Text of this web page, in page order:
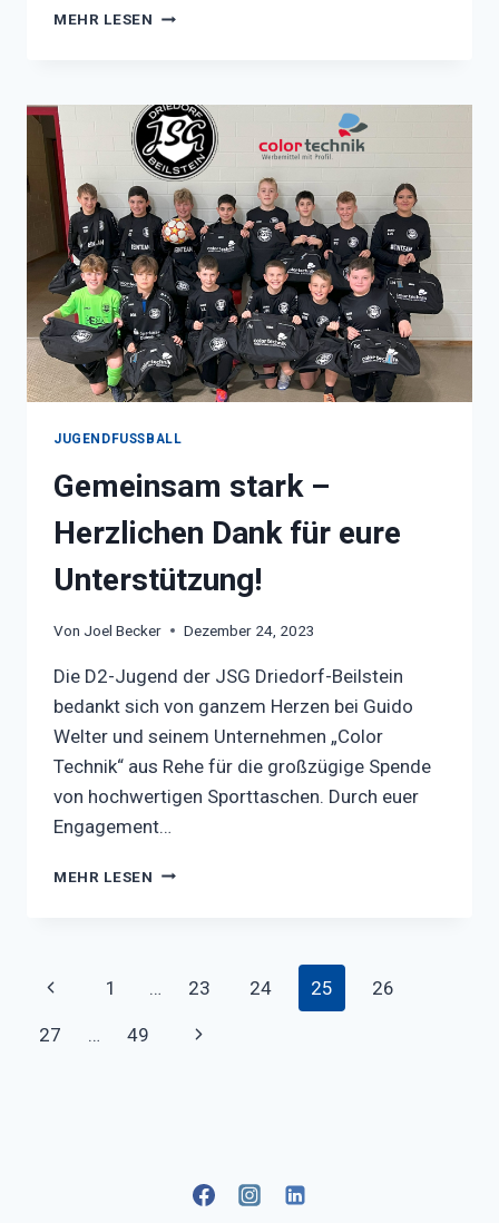
MEHR LESEN WEIHNACHTSFEIER
DES
ELTERN-
KIND-
TURNEN
WAR
EIN
VOLLER
ERFOLG!
JUGENDFUSSBALL
Gemeinsam stark –
Herzlichen Dank für eure
Unterstützung!
Von Joel Becker Dezember 24, 2023
Die D2-Jugend der JSG Driedorf-Beilstein
bedankt sich von ganzem Herzen bei Guido
Welter und seinem Unternehmen „Color
Technik“ aus Rehe für die großzügige Spende
von hochwertigen Sporttaschen. Durch euer
Engagement…
MEHR LESEN GEMEINSAM
UNTERSTÜTZUNG!
Seitennavigation
Vorherige
Seite
1 … 23 24 25 26
27 … 49
Nächste